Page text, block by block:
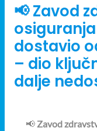
📢 Zavod
dostavio
– dio
dalje
📢 Zavod